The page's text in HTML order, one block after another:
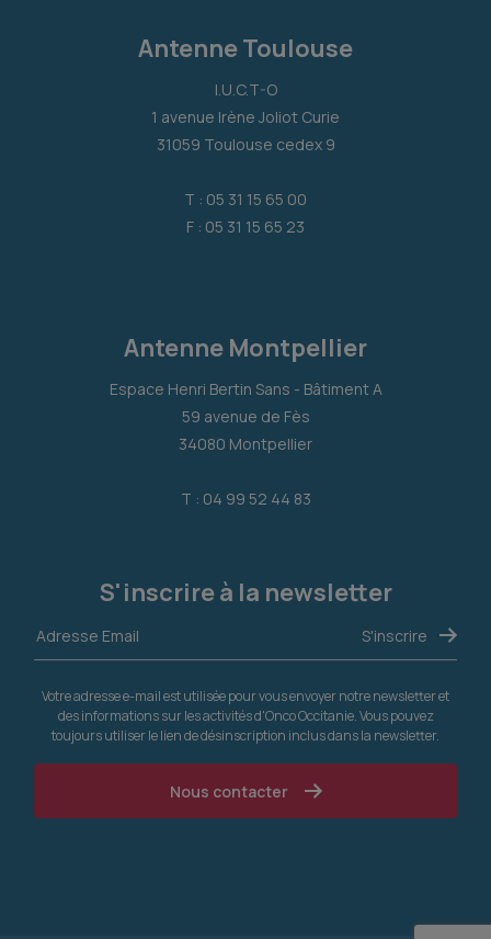
Antenne Toulouse
I.U.C.T-O
1 avenue Irène Joliot Curie
31059 Toulouse cedex 9
T : 05 31 15 65 00
F : 05 31 15 65 23
Antenne Montpellier
Espace Henri Bertin Sans - Bâtiment A
59 avenue de Fès
34080 Montpellier
T : 04 99 52 44 83
S'inscrire à la newsletter
Votre adresse e-mail est utilisée pour vous envoyer notre newsletter et
des informations sur les activités d'Onco Occitanie. Vous pouvez
toujours utiliser le lien de désinscription inclus dans la newsletter.
Nous contacter